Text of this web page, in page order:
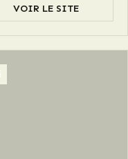
VOIR LE SITE